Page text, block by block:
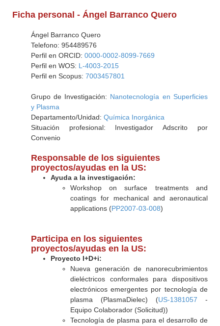
Ficha personal - Ángel Barranco Quero
Ángel Barranco Quero
Telefono: 954489576
Perfil en ORCID: 0000-0002-8099-7669
Perfil en WOS: L-4003-2015
Perfil en Scopus: 7003457801
Grupo de Investigación: Nanotecnología en Superficies
y Plasma
Departamento/Unidad: Química Inorgánica
Situación profesional: Investigador Adscrito por
Convenio
Responsable de los siguientes
proyectos/ayudas en la US:
Ayuda a la investigación:
Workshop on surface treatments and
coatings for mechanical and aeronautical
applications (PP2007-03-008)
Participa en los siguientes
proyectos/ayudas en la US:
Proyecto I+D+i:
Nueva generación de nanorecubrimientos
dieléctricos conformales para dispositivos
electrónicos emergentes por tecnología de
plasma (PlasmaDielec) (US-1381057 -
Equipo Colaborador (Solicitud))
Tecnología de plasma para el desarrollo de